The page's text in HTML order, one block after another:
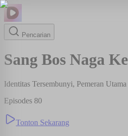
Pencarian
Sang Bos Naga
Identitas Tersembunyi, Pemeran Utama
Episodes 80
Tonton Sekarang